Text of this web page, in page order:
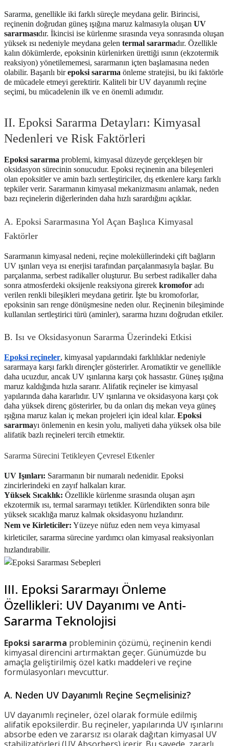
Sararma, genellikle iki farklı süreçle meydana gelir. Birincisi,
reçinenin doğrudan güneş ışığına maruz kalmasıyla oluşan UV
sararmasıdır. İkincisi ise kürlenme sırasında veya sonrasında oluşan
yüksek ısı nedeniyle meydana gelen termal sararmadır. Özellikle
kalın dökümlerde, epoksinin kürlenirken ürettiği ısının (ekzotermik
reaksiyon) yönetilememesi, sararmanın içten başlamasına neden
olabilir. Başarılı birepoksi sararma önleme stratejisi, bu iki faktörle
de mücadele etmeyi gerektirir. Kaliteli bir UV dayanımlı reçine
seçimi, bu mücadelenin ilk ve en önemli adımıdır.
II. Epoksi Sararma Detayları: Kimyasal
Nedenleri ve Risk Faktörleri
Epoksi sararma problemi, kimyasal düzeyde gerçekleşen bir
oksidasyon sürecinin sonucudur. Epoksi reçinenin ana bileşenleri
olan epoksitler ve amin bazlı sertleştiriciler, dış etkenlere karşı farklı
tepkiler verir. Sararmanın kimyasal mekanizmasını anlamak, neden
bazı reçinelerin diğerlerinden daha hızlı sarardığını açıklar.
A. Epoksi Sararmasına Yol Açan Başlıca Kimyasal
Faktörler
Sararmanın kimyasal nedeni, reçine moleküllerindeki çift bağların
UV ışınları veya ısı enerjisi tarafından parçalanmasıyla başlar. Bu
parçalanma, serbest radikaller oluşturur. Bu serbest radikaller daha
sonra atmosferdeki oksijenle reaksiyona girerek kromofor adı
verilen renkli bileşikleri meydana getirir. İşte bu kromoforlar,
epoksinin sarı renge dönüşmesine neden olur. Reçinenin bileşiminde
kullanılan sertleştirici türü (aminler), sararma hızını doğrudan etkiler.
B. Isı ve Oksidasyonun Sararma Üzerindeki Etkisi
Epoksi reçineler, kimyasal yapılarındaki farklılıklar nedeniyle
sararmaya karşı farklı dirençler gösterirler. Aromatiktir ve genellikle
daha ucuzdur, ancak UV ışınlarına karşı çok hassastır. Güneş ışığına
maruz kaldığında hızla sararır. Alifatik reçineler ise kimyasal
yapılarında daha kararlıdır. UV ışınlarına ve oksidasyona karşı çok
daha yüksek direnç gösterirler, bu da onları dış mekan veya güneş
ışığına maruz kalan iç mekan projeleri için ideal kılar. Epoksi
sararmayı önlemenin en kesin yolu, maliyeti daha yüksek olsa bile
alifatik bazlı reçineleri tercih etmektir.
Sararma Sürecini Tetikleyen Çevresel Etkenler
UV Işınları: Sararmanın bir numaralı nedenidir. Epoksi
zincirlerindeki en zayıf halkaları kırar.
Yüksek Sıcaklık: Özellikle kürlenme sırasında oluşan aşırı
ekzotermik ısı, termal sararmayı tetikler. Kürlendikten sonra bile
yüksek sıcaklığa maruz kalmak oksidasyonu hızlandırır.
Nem ve Kirleticiler: Yüzeye nüfuz eden nem veya kimyasal
kirleticiler, sararma sürecine yardımcı olan kimyasal reaksiyonları
hızlandırabilir.
III. Epoksi Sararmayı Önleme
Özellikleri: UV Dayanımı ve Anti-
Sararma Teknolojisi
Epoksi sararma probleminin çözümü, reçinenin kendi
kimyasal direncini artırmaktan geçer. Günümüzde bu
amaçla geliştirilmiş özel katkı maddeleri ve reçine
formülasyonları mevcuttur.
A. Neden UV Dayanımlı Reçine Seçmelisiniz?
UV dayanımlı reçineler, özel olarak formüle edilmiş
alifatik epoksilerdir. Bu reçineler, yapılarında UV ışınlarını
absorbe eden ve zararsız ısı olarak dağıtan kimyasal UV